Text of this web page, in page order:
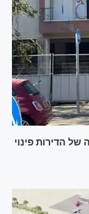
הדירות פינוי